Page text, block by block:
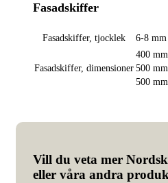
Fasadskiffer
Fasadskiffer, tjocklek 6-8
Fasadskiffer, dimensioner
400
500
500
Vill du veta mer
eller våra andra